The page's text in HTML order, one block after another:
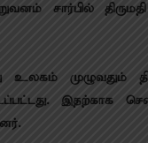
சார்பில் திருமதி
முழுவதும்
இதற்காக